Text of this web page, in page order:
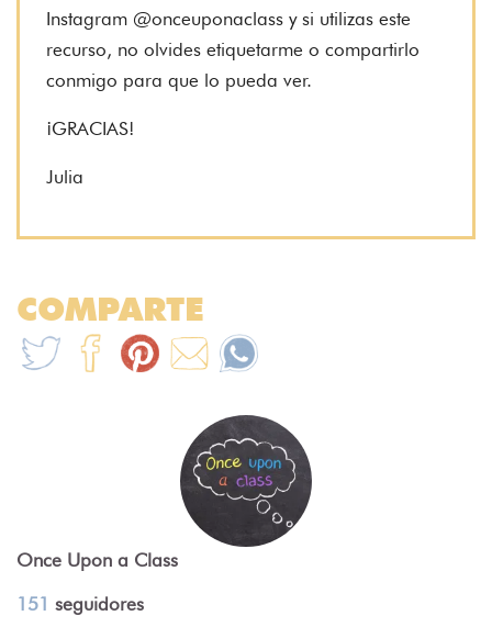
Instagram @onceuponaclass y si utilizas este
recurso, no olvides etiquetarme o compartirlo
conmigo para que lo pueda ver.
¡GRACIAS!
Julia
COMPARTE
Once Upon a Class
151 seguidores